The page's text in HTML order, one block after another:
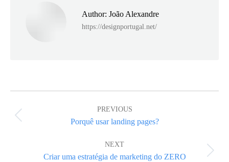
Author: João Alexandre
https://designportugal.net/
navigation
PREVIOUS
Previous
Porquê usar landing pages?
NEXT
Next
Criar uma estratégia de marketing do ZERO